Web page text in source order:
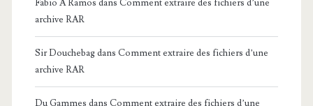
Fabio A Ramos dans Comment extraire des fichiers d’une
archive RAR
Sir Douchebagdans Comment extraire des fichiers d’une
archive RAR
Du Gammes dans Comment extraire des fichiers d’une